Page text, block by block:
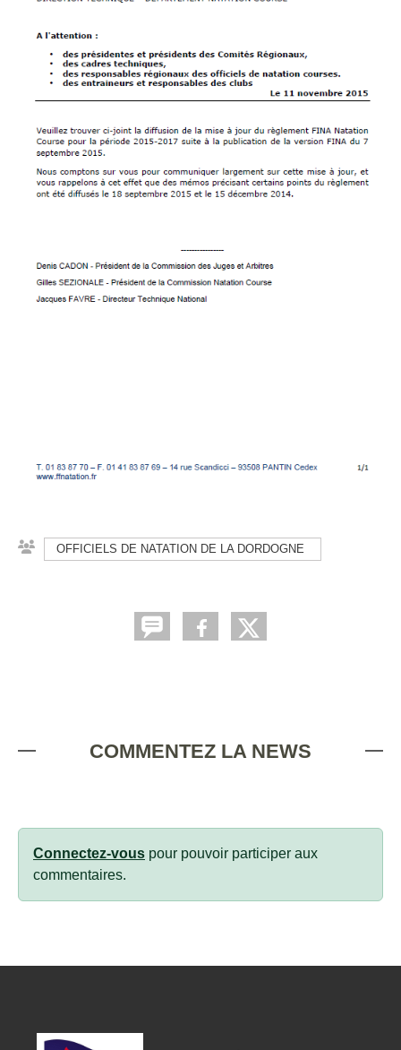
OFFICIELS DE NATATION DE LA DORDOGNE
COMMENTEZ LA NEWS
Connectez-vous pour pouvoir participer aux
commentaires.